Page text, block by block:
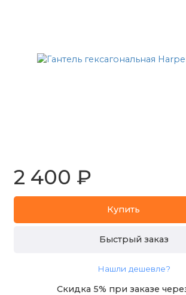
2 400 ₽
Купить
Быстрый заказ
Нашли дешевле?
Скидка 5% при заказе